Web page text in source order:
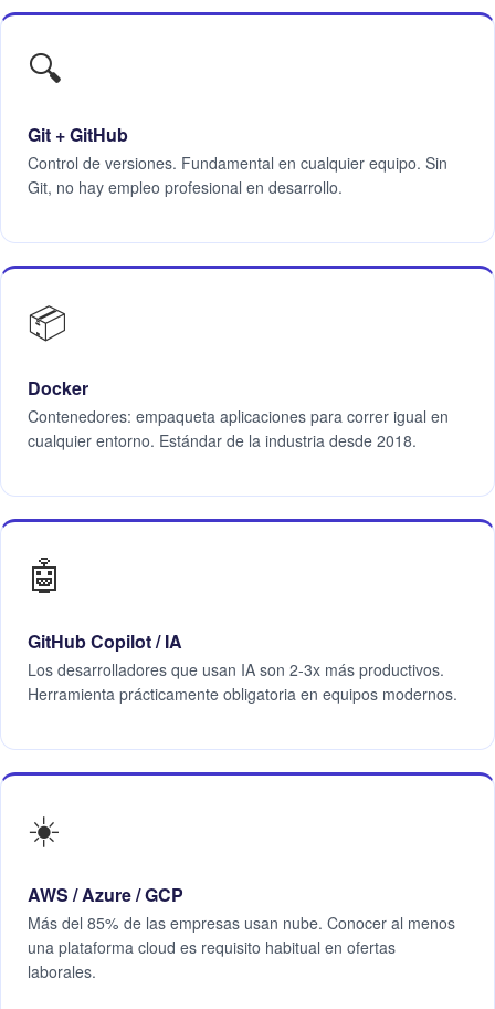
🔍
Git + GitHub
Control de versiones. Fundamental en cualquier equipo. Sin
Git, no hay empleo profesional en desarrollo.
📦
Docker
Contenedores: empaqueta aplicaciones para correr igual en
cualquier entorno. Estándar de la industria desde 2018.
🤖
GitHub Copilot / IA
Los desarrolladores que usan IA son 2-3x más productivos.
Herramienta prácticamente obligatoria en equipos modernos.
☀️
AWS / Azure / GCP
Más del 85% de las empresas usan nube. Conocer al menos
una plataforma cloud es requisito habitual en ofertas
laborales.